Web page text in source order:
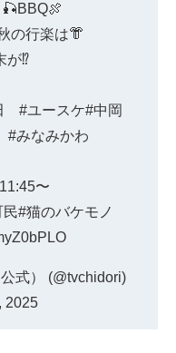
の行楽は👘
が⁉️
#ユースケ#中岡
#みなみかわ
〜
民#猫のバケモノ
式） (@tvchidori)
2025